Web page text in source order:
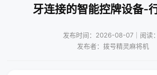
牙连接的智能控牌设备-
发布时间：2026-08-07｜阅读
发布者：拨号精灵麻将机